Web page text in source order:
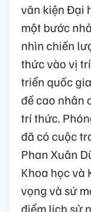
văn kiện Đại
một bước
nhìn chiến
thức vào vị
triển quốc
đề cao nhân
trí thức.
đã có cuộc
Phan Xuân
Khoa học và
vọng và sứ
điểm lịch sử